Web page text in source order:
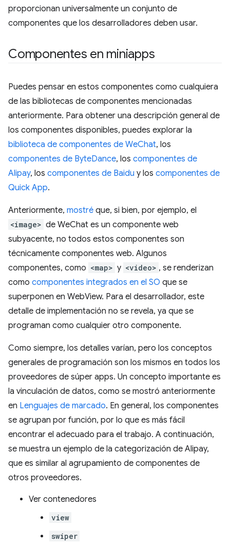
proporcionan universalmente un conjunto de
componentes que los desarrolladores deben usar.
Componentes en miniapps
Puedes pensar en estos componentes como cualquiera
de las bibliotecas de componentes mencionadas
anteriormente. Para obtener una descripción general de
los componentes disponibles, puedes explorar la
biblioteca de componentes de WeChat, los
componentes de ByteDance, los componentes de
Alipay, los componentes de Baidu y los componentes de
Quick App.
Anteriormente, mostré que, si bien, por ejemplo, el
<image> de WeChat es un componente web
subyacente, no todos estos componentes son
técnicamente componentes web. Algunos
componentes, como <map> y <video> , se renderizan
como componentes integrados en el SO que se
superponen en WebView. Para el desarrollador, este
detalle de implementación no se revela, ya que se
programan como cualquier otro componente.
Como siempre, los detalles varían, pero los conceptos
generales de programación son los mismos en todos los
proveedores de súper apps. Un concepto importante es
la vinculación de datos, como se mostró anteriormente
en Lenguajes de marcado. En general, los componentes
se agrupan por función, por lo que es más fácil
encontrar el adecuado para el trabajo. A continuación,
se muestra un ejemplo de la categorización de Alipay,
que es similar al agrupamiento de componentes de
otros proveedores.
Ver contenedores
view
swiper